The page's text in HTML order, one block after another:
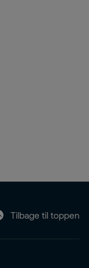
Tilbage til toppen